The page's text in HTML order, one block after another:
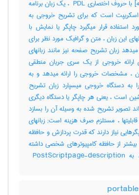
[زبان تشریح صفحه] با حروف اختصاری ‎ PDL ، یک زبان برنامه
است که برای تشریح خروجی به
استفاده قرار میگیرد چاپگر یا نمایش با
این زبان ، متن و گرافیک مورد نظر برای
زبان تشریح صفحه نیز مانند زبانهای
ارائه خروجی از یک سری جریان منطقی
، مشخصات خروجی را ارائه میدهد و به
دستگاه خروجی میسپارد زبان تشریح
است ، یعنی هر چاپگر یا دستگاه دیگری
تصویر تشریح شده به وسیله آن را بسازد
به دست آوردن این قابلیتها ، مستلزم صرف هزینه است‎; زبانهای
نیاز دارند که قدرت پردازش و حافظه
از حافظه کامپیوترهای شخصی داشته
باشند نیز نگاه کنید به ‎ PostScriptpage-description